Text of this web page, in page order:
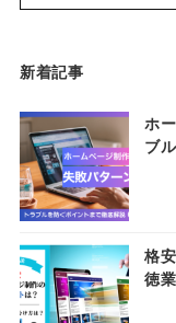
新着記事
ホ
ブ
格
徳